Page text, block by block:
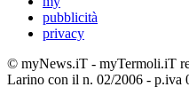
pubblicità
privacy
© myNews.iT - myTermoli.iT
Larino con il n. 02/2006 - p.iva